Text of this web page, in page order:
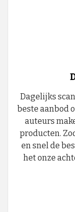
Dagelijks
beste aanbod
auteurs
producten.
en snel de
het onze